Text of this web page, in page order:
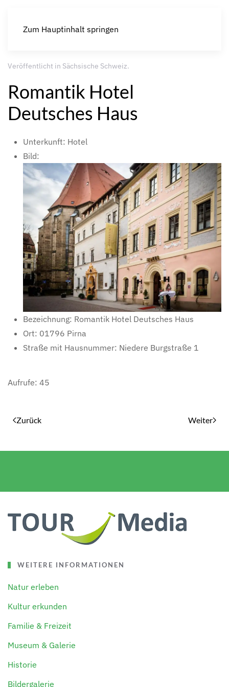
Zum Hauptinhalt springen
Veröffentlicht in Sächsische Schweiz.
Romantik Hotel
Deutsches Haus
Unterkunft: Hotel
Bild:
Bezeichnung: Romantik Hotel Deutsches Haus
Ort: 01796 Pirna
Straße mit Hausnummer: Niedere Burgstraße 1
Aufrufe: 45
Zurück Weiter
WEITERE INFORMATIONEN
Natur erleben
Kultur erkunden
Familie & Freizeit
Museum & Galerie
Historie
Bildergalerie